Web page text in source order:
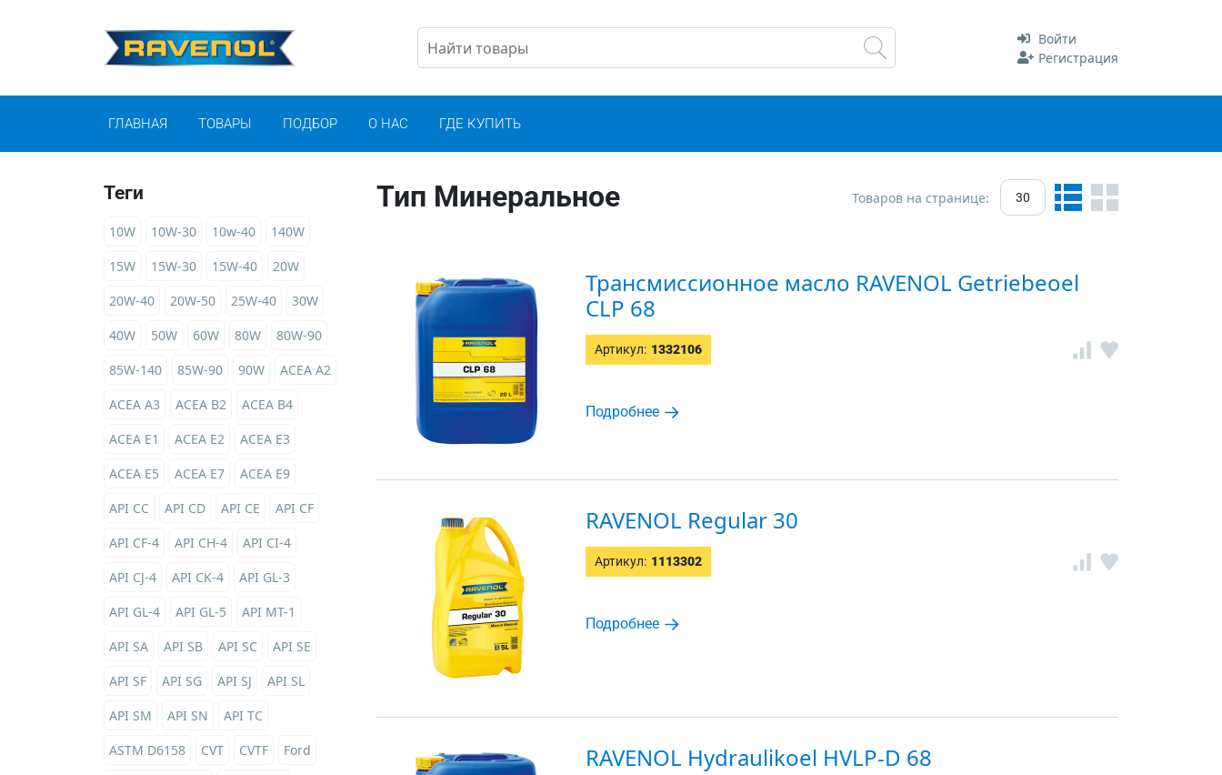
Войти
Регистрация
ГЛАВНАЯ ТОВАРЫ ПОДБОР О НАС ГДЕ КУПИТЬ
Теги
10W 10W-30 10w-40
140W
15W
15W-30 15W-40
20W
20W-40
20W-50 25W-40
30W
40W
50W 60W 80W
80W-90
85W-140
85W-90 90W
ACEA A2
ACEA A3
ACEA B2
ACEA B4
ACEA E1
ACEA E2
ACEA E3
ACEA E5
ACEA E7
ACEA E9
API CC
API CD API CE
API CF
API CF-4
API CH-4
API CI-4
API CJ-4
API CK-4
API GL-3
API GL-4
API GL-5
API MT-1
API SA
API SB API SC
API SE
API SF
API SG API SJ
API SL
API SM
API SN
API TC
ASTM D6158
CVT CVTF
Ford
Тип Минеральное Товаров на странице: 30
Трансмиссионное масло RAVENOL Getriebeoel
CLP 68
Артикул: 1332106
Подробнее
RAVENOL Regular 30
Артикул: 1113302
Подробнее
RAVENOL Hydraulikoel HVLP-D 68